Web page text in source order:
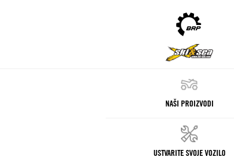
NAŠI PROIZVODI
USTVARITE SVOJE VOZILO